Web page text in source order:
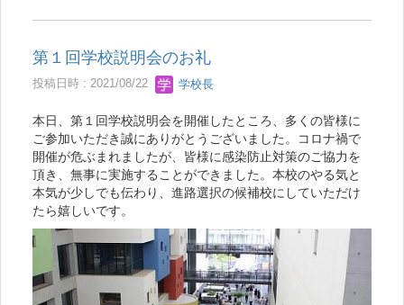
第１回学校説明会のお礼
投稿日時 : 2021/08/22 学校長
本日、第１回学校説明会を開催したところ、多くの皆様に
ご参加いただき誠にありがとうございました。コロナ禍で
開催が危ぶまれましたが、皆様に感染防止対策のご協力を
頂き、無事に実施することができました。本校のやる気と
本気が少しでも伝わり、進路選択の候補校にしていただけ
たら嬉しいです。